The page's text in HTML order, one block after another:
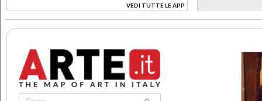
VEDI TUTTE LE APP
>